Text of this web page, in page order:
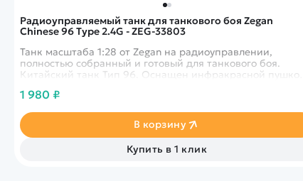
Радиоуправляемый танк для танкового боя Zegan
Chinese 96 Type 2.4G - ZEG-33803
Танк масштаба 1:28 от Zegan на радиоуправлении,
полностью собранный и готовый для танкового боя.
Китайский танк Тип 96. Оснащен инфракрасной пушкой,
бой можно использовать точно такую же модель или
1 980 ₽
В корзину
Купить в 1 клик